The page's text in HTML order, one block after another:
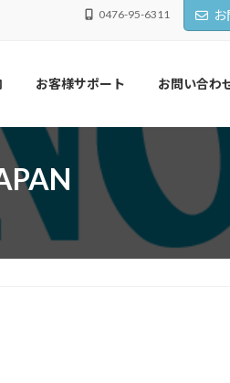
0476-95-6311
お客様サポート お問い合わ